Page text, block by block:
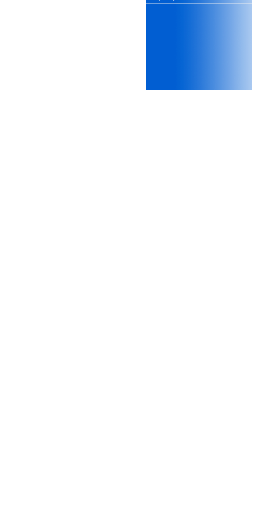
xấu, do không cẩn thận khi